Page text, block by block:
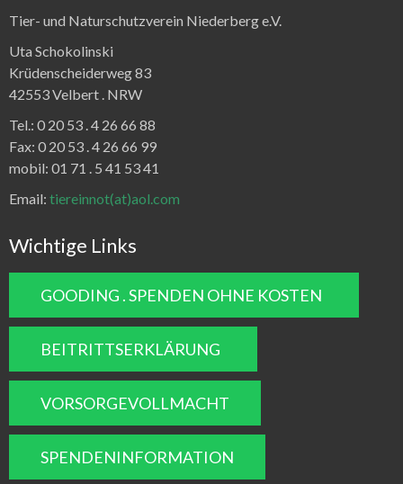
Tier- und Naturschutzverein Niederberg e.V.
Uta Schokolinski
Krüdenscheiderweg 83
42553 Velbert . NRW
Tel.: 0 20 53 . 4 26 66 88
Fax: 0 20 53 . 4 26 66 99
mobil: 01 71 . 5 41 53 41
Email: tiereinnot(at)aol.com
Wichtige Links
GOODING . SPENDEN OHNE KOSTEN
BEITRITTSERKLÄRUNG
VORSORGEVOLLMACHT
SPENDENINFORMATION